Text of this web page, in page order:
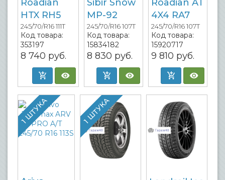
Roadian
HTX RH5
245/70/R16 111T
Код товара:
353197
8 740 руб.
Sibir Snow
MP-92
245/70/R16 107T
Код товара:
15834182
8 830 руб.
Roadian AT
4X4 RA7
245/70/R16 107T
Код товара:
15920717
9 810 руб.
1 ШТУКА 1 ШТУКА